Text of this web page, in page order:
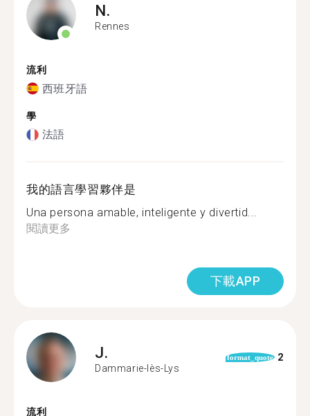
N.
Rennes
流利
西班牙語
學
法語
我的語言學習夥伴是
Una persona amable, inteligente y divertid...
閱讀更多
下載APP
J.
Dammarie-lès-Lys
format_quote 2
流利